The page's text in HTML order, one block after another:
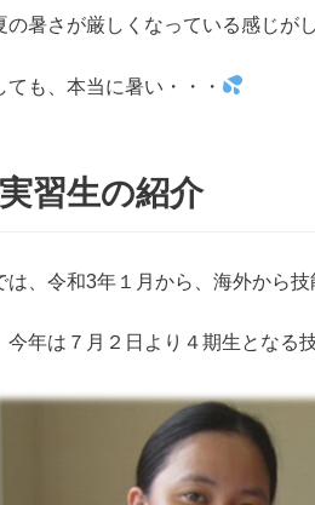
の暑さが厳しくなっている感じがし
ても、本当に暑い・・・
習生の紹介
は、令和3年１月から、海外から
今年は７月２日より４期生となる